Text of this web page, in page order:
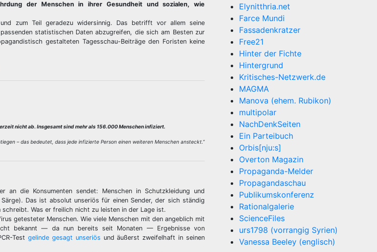
der Menschen in ihrer Gesundheit und sozialen, wie
zum Teil geradezu widersinnig. Das betrifft vor allem seine
statistischen Daten abzugreifen, die sich am Besten zur
gestalteten Tagesschau-Beiträge den Foristen keine
nicht ab. Insgesamt sind mehr als 156.000 Menschen infiziert.
– das bedeutet, dass jede infizierte Person einen weiteren Menschen ansteckt.”
die Konsumenten sendet: Menschen in Schutzkleidung und
Das ist absolut unseriös für einen Sender, der sich ständig
Was er freilich nicht zu leisten in der Lage ist.
getesteter Menschen. Wie viele Menschen mit den angeblich mit
bekannt — da nun bereits seit Monaten — Ergebnisse von
Testgelinde gesagt unseriös und äußerst zweifelhaft in seinen
Elynitthria.net
Farce Mundi
Fassadenkratzer
Free21
Hinter der Fichte
Hintergrund
Kritisches-Netzwerk.de
MAGMA
Manova (ehem. Rubikon)
multipolar
NachDenkSeiten
Ein Parteibuch
Orbis[nju:s]
Overton Magazin
Propaganda-Melder
Propagandaschau
Publikumskonferenz
Rationalgalerie
ScienceFiles
urs1798 (vorrangig Syrien)
Vanessa Beeley (englisch)